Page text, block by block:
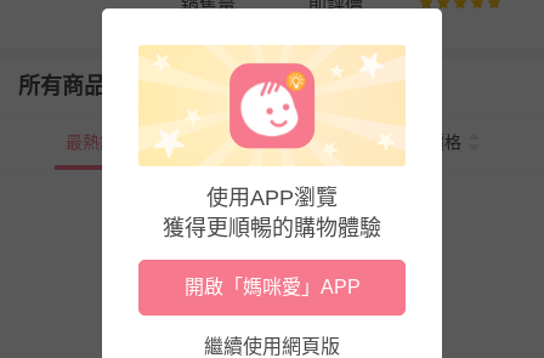
銷售量 則評價
所有商品
最熱銷 新上市 價格
使用APP瀏覽
獲得更順暢的購物體驗
開啟「媽咪愛」APP
繼續使用網頁版